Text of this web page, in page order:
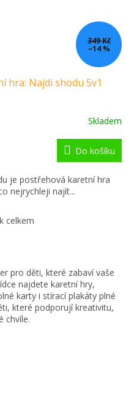
349 Kč
–14 %
hra: Najdi shodu 5v1
Skladem
Do košíku
je postřehová karetní hra
nejrychleji najít...
celkem
pro děti, které zabaví vaše
najdete karetní hry,
karty i stírací plakáty plné
které podporují kreativitu,
chvíle.